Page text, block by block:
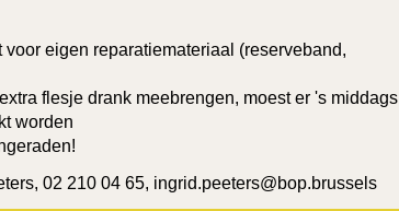
eigen reparatiemateriaal (reserveband,
flesje drank meebrengen, moest er 's middags
worden
02 210 04 65, ingrid.peeters@bop.brussels